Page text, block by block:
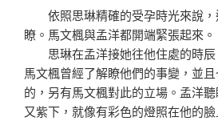
依照思琳精確的受孕時光來說，
瞭。馬文楓與孟洋都開端緊張起來。
思琳在孟洋接她往他住處的時辰
馬文楓曾經了解瞭他們的事變，並
的，另有馬文楓對此的立場。孟洋
又紫下，就像有彩色的燈照在他的